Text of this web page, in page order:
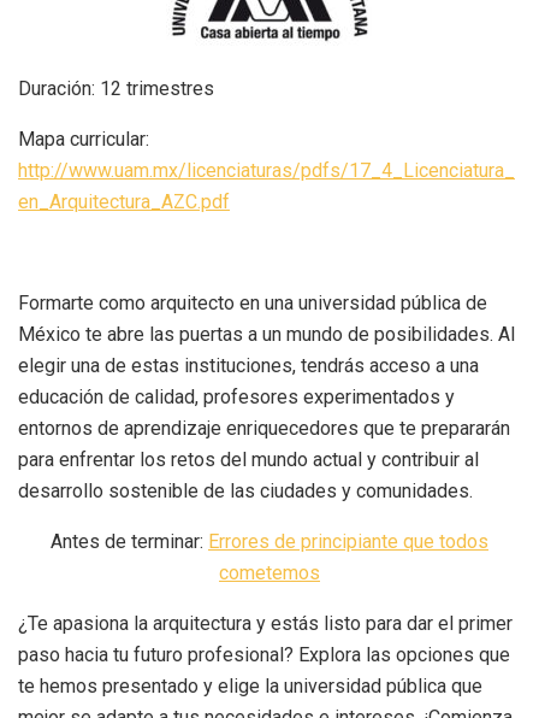
Duración: 12 trimestres
Mapa curricular:
http://www.uam.mx/licenciaturas/pdfs/17_4_Licenciatura_
en_Arquitectura_AZC.pdf
Formarte como arquitecto en una universidad pública de
México te abre las puertas a un mundo de posibilidades. Al
elegir una de estas instituciones, tendrás acceso a una
educación de calidad, profesores experimentados y
entornos de aprendizaje enriquecedores que te prepararán
para enfrentar los retos del mundo actual y contribuir al
desarrollo sostenible de las ciudades y comunidades.
Antes de terminar: Errores de principiante que todos
cometemos
¿Te apasiona la arquitectura y estás listo para dar el primer
paso hacia tu futuro profesional? Explora las opciones que
te hemos presentado y elige la universidad pública que